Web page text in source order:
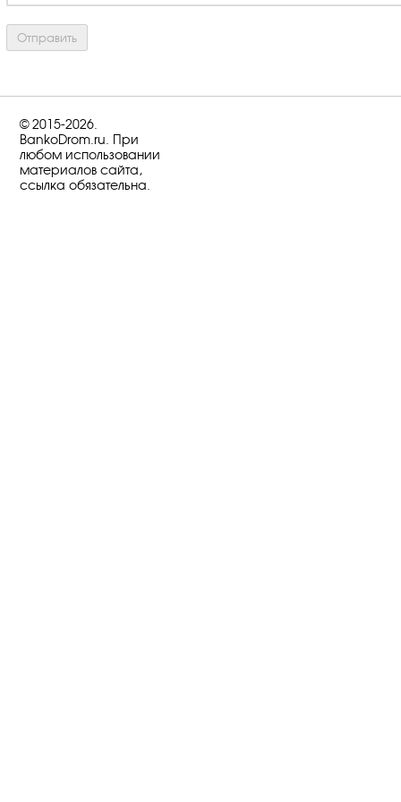
© 2015-2026.
BankoDrom.ru. При
любом использовании
материалов сайта,
ссылка обязательна.